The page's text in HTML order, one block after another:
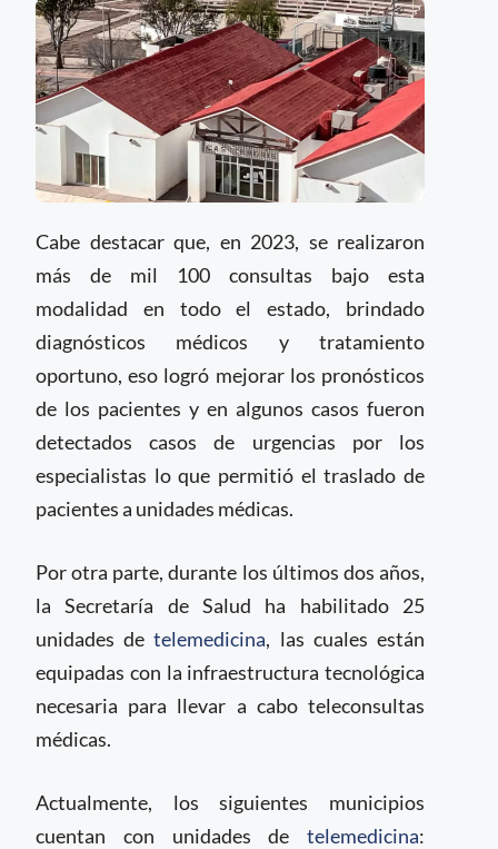
Cabe destacar que, en 2023, se realizaron
más de mil 100 consultas bajo esta
modalidad en todo el estado, brindado
diagnósticos médicos y tratamiento
oportuno, eso logró mejorar los pronósticos
de los pacientes y en algunos casos fueron
detectados casos de urgencias por los
especialistas lo que permitió el traslado de
pacientes a unidades médicas.
Por otra parte, durante los últimos dos años,
la Secretaría de Salud ha habilitado 25
unidades detelemedicina, las cuales están
equipadas con la infraestructura tecnológica
necesaria para llevar a cabo teleconsultas
médicas.
Actualmente, los siguientes municipios
cuentan con unidades de telemedicina: